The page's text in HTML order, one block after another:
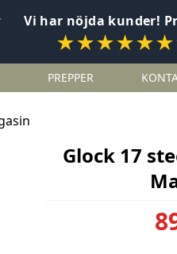
Vi har nöjda kunder!
PREPPER
Glock 17